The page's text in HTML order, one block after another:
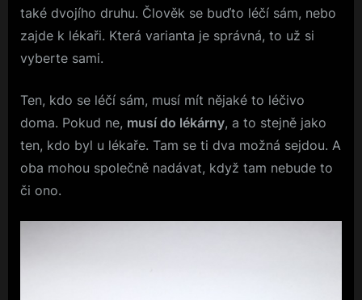
také dvojího druhu. Člověk se buďto léčí sám, nebo
zajde k lékaři. Která varianta je správná, to už si
vyberte sami.
Ten, kdo se léčí sám, musí mít nějaké to léčivo
doma. Pokud ne, musí do lékárny, a to stejně jako
ten, kdo byl u lékaře. Tam se ti dva možná sejdou. A
oba mohou společně nadávat, když tam nebude to
či ono.